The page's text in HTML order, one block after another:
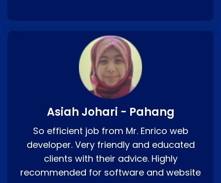
Asiah Johari - Pahang
So efficient job from Mr. Enrico web
developer. Very friendly and educated
clients with their advice. Highly
recommended for software and website